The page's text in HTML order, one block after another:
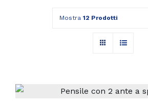
Mostra 12 Prodotti